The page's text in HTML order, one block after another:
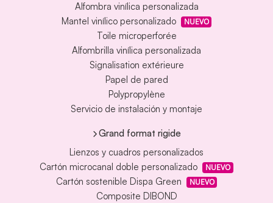
Alfombra vinílica personalizada
Mantel vinílico personalizado
NUEVO
Toile microperforée
Alfombrilla vinílica personalizada
Signalisation extérieure
Papel de pared
Polypropylène
Servicio de instalación y montaje
Grand format rigide
Lienzos y cuadros personalizados
Cartón microcanal doble personalizado
NUEVO
Cartón sostenible Dispa Green NUEVO
Composite DIBOND